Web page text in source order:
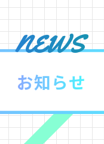
news
お知らせ